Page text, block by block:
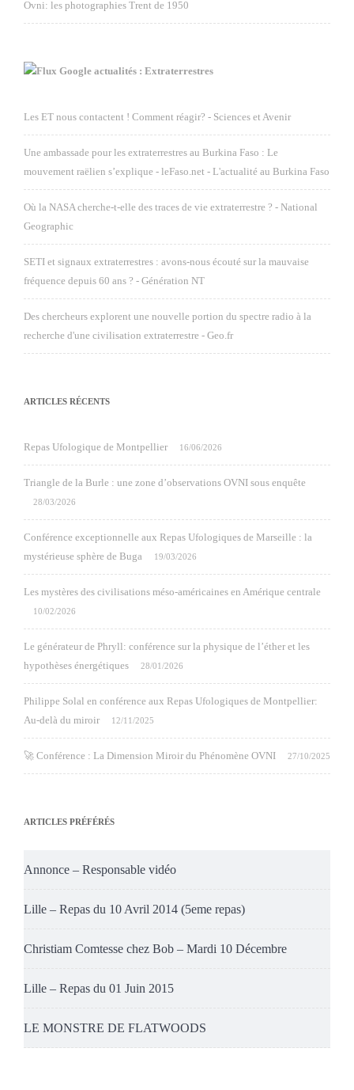
Ovni: les photographies Trent de 1950
Google actualités : Extraterrestres
Les ET nous contactent ! Comment réagir? - Sciences et Avenir
Une ambassade pour les extraterrestres au Burkina Faso : Le
mouvement raëlien s’explique - leFaso.net - L'actualité au Burkina Faso
Où la NASA cherche-t-elle des traces de vie extraterrestre ? - National
Geographic
SETI et signaux extraterrestres : avons-nous écouté sur la mauvaise
fréquence depuis 60 ans ? - Génération NT
Des chercheurs explorent une nouvelle portion du spectre radio à la
recherche d'une civilisation extraterrestre - Geo.fr
ARTICLES RÉCENTS
Repas Ufologique de Montpellier 16/06/2026
Triangle de la Burle : une zone d’observations OVNI sous enquête
28/03/2026
Conférence exceptionnelle aux Repas Ufologiques de Marseille : la
mystérieuse sphère de Buga
19/03/2026
Les mystères des civilisations méso-américaines en Amérique centrale
10/02/2026
Le générateur de Phryll: conférence sur la physique de l’éther et les
hypothèses énergétiques
28/01/2026
Philippe Solal en conférence aux Repas Ufologiques de Montpellier:
Au-delà du miroir
12/11/2025
🚀 Conférence : La Dimension Miroir du Phénomène OVNI 27/10/2025
ARTICLES PRÉFÉRÉS
Annonce – Responsable vidéo
Lille – Repas du 10 Avril 2014 (5eme repas)
Christiam Comtesse chez Bob – Mardi 10 Décembre
Lille – Repas du 01 Juin 2015
LE MONSTRE DE FLATWOODS